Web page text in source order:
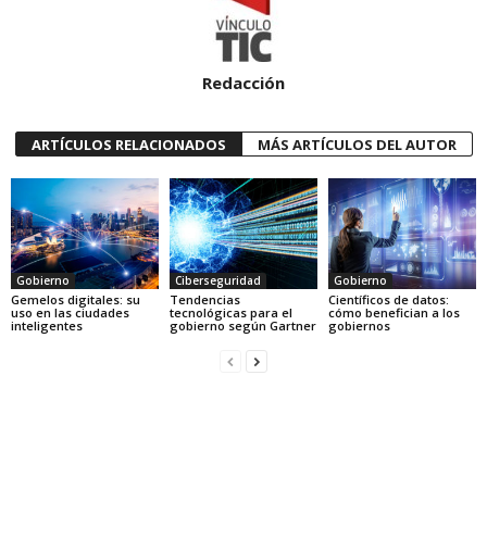
Redacción
ARTÍCULOS RELACIONADOS MÁS ARTÍCULOS DEL AUTOR
Gobierno
Gemelos digitales: su
uso en las ciudades
inteligentes
Ciberseguridad
Tendencias
tecnológicas para el
gobierno según Gartner
Gobierno
Científicos de datos:
cómo benefician a los
gobiernos